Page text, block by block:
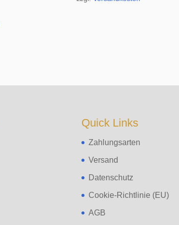
Quick Links
Zahlungsarten
Versand
Datenschutz
Cookie-Richtlinie (EU)
AGB